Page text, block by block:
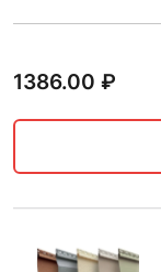
1386.00 ₽